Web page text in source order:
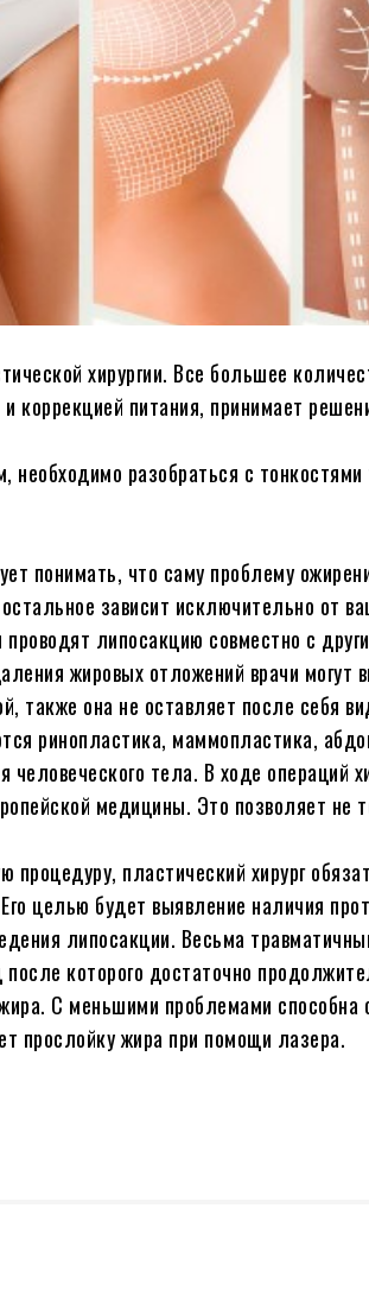
хирургии. Все большее
коррекцией питания, принимает
разобраться с тонкостями
понимать, что саму проблему
зависит исключительно от
липосакцию совместно с
жировых отложений врачи могут
также она не оставляет после себя
ринопластика, маммопластика,
тела. В ходе операций
медицины. Это позволяет не
пластический хирург
целью будет выявление наличия
липосакции. Весьма
которого достаточно
С меньшими проблемами способна
прослойку жира при помощи лазера.